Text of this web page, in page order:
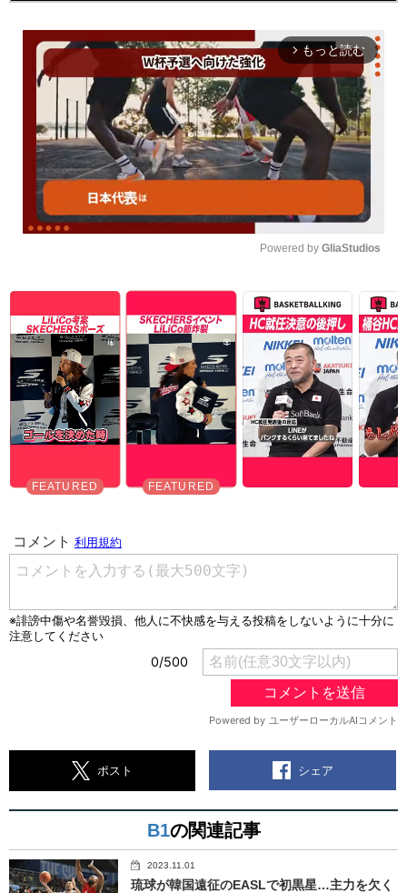
arrow_forward_ios もっと読む
Powered by GliaStudios
ポスト シェア
B1の関連記事
2023.11.01
琉球が韓国遠征のEASLで初黒星…主力を欠く